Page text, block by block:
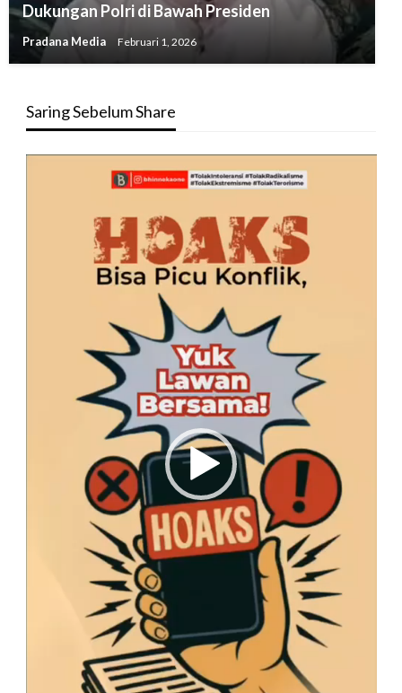
Dukungan Polri di Bawah Presiden
Pradana Media Februari 1, 2026
Saring Sebelum Share